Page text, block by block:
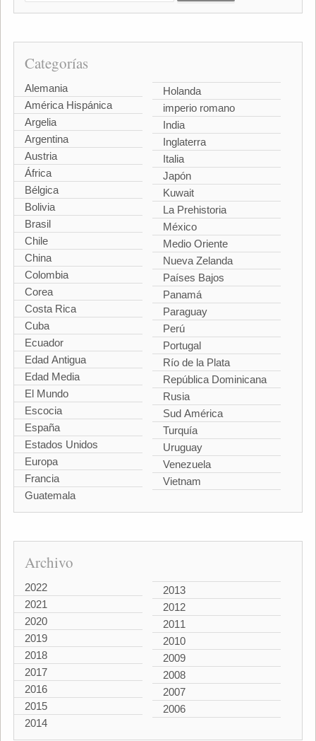
Categorías
Alemania
América Hispánica
Argelia
Argentina
Austria
África
Bélgica
Bolivia
Brasil
Chile
China
Colombia
Corea
Costa Rica
Cuba
Ecuador
Edad Antigua
Edad Media
El Mundo
Escocia
España
Estados Unidos
Europa
Francia
Guatemala
Holanda
imperio romano
India
Inglaterra
Italia
Japón
Kuwait
La Prehistoria
México
Medio Oriente
Nueva Zelanda
Países Bajos
Panamá
Paraguay
Perú
Portugal
Río de la Plata
República Dominicana
Rusia
Sud América
Turquía
Uruguay
Venezuela
Vietnam
Archivo
2022
2021
2020
2019
2018
2017
2016
2015
2014
2013
2012
2011
2010
2009
2008
2007
2006